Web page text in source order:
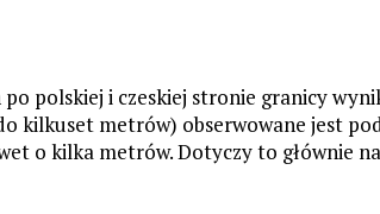
polskiej i czeskiej stronie granicy
kilkuset metrów) obserwowane jest
o kilka metrów. Dotyczy to głównie